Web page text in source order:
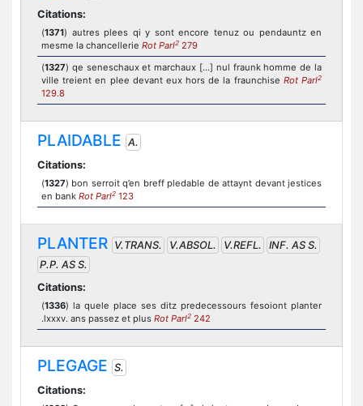
Citations:
(1371) autres plees qi y sont encore tenuz ou pendauntz en
mesme la chancellerie Rot Parl2 279
(1327) qe seneschaux et marchaux [...] nul fraunk homme de la
ville treient en plee devant eux hors de la fraunchise Rot Parl2
129.8
PLAIDABLE A.
Citations:
(1327) bon serroit q’en breff pledable de attaynt devant jestices
en bank Rot Parl2 123
PLANTER V.TRANS. V.ABSOL. V.REFL.
INF. AS S.
P.P. AS S.
Citations:
(1336) la quele place ses ditz predecessours fesoiont planter
.lxxxv. ans passez et plus Rot Parl2 242
PLEGAGE S.
Citations: